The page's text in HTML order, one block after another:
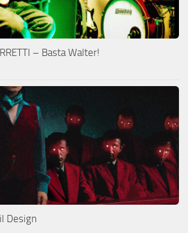
– Basta Walter!
Design